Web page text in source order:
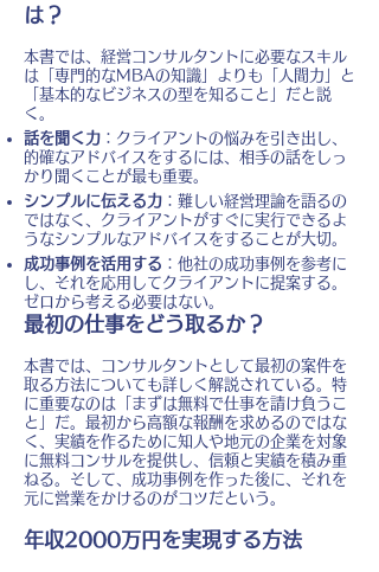
は？
本書では、経営コンサルタントに必要なスキル
は「専門的なMBAの知識」よりも「人間力」と
「基本的なビジネスの型を知ること」だと説
く。
話を聞く力 ：クライアントの悩みを引き出し、
的確なアドバイスをするには、相手の話をしっ
かり聞くことが最も重要。
シンプルに伝える力 ：難しい経営理論を語るの
ではなく、クライアントがすぐに実行できるよ
うなシンプルなアドバイスをすることが大切。
成功事例を活用する ：他社の成功事例を参考に
し、それを応用してクライアントに提案する。
ゼロから考える必要はない。
最初の仕事をどう取るか？
本書では、コンサルタントとして最初の案件を
取る方法についても詳しく解説されている。特
に重要なのは「まずは無料で仕事を請け負うこ
と」だ。最初から高額な報酬を求めるのではな
く、実績を作るために知人や地元の企業を対象
に無料コンサルを提供し、信頼と実績を積み重
ねる。そして、成功事例を作った後に、それを
元に営業をかけるのがコツだという。
年収2000万円を実現する方法